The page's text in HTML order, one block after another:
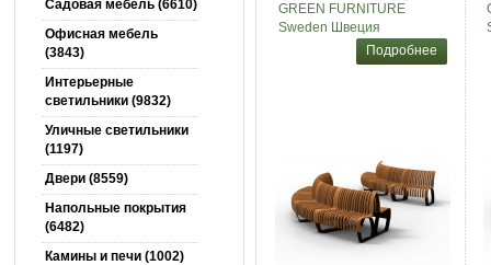
Садовая мебель (6610)
Офисная мебель
(3843)
Интерьерные
светильники (9832)
Уличные светильники
(1197)
Двери (8559)
Напольные покрытия
(6482)
Камины и печи (1002)
GREEN FURNITURE
Sweden Швеция
Подробнее